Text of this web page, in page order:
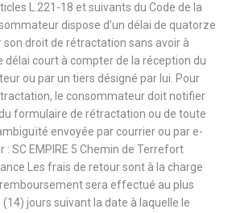
L.221-18 et suivants du Code de la
dispose d’un délai de quatorze
droit de rétractation sans avoir à
délai court à compter de la réception du
ou par un tiers désigné par lui. Pour
le consommateur doit notifier
formulaire de rétractation ou de toute
envoyée par courrier ou par e-
SC EMPIRE 5 Chemin de Terrefort
Les frais de retour sont à la charge
sera effectué au plus
jours suivant la date à laquelle le